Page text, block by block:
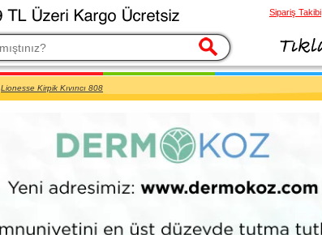
Lionesse Kirpik Kıvırıcı 808
Sipariş Takibi